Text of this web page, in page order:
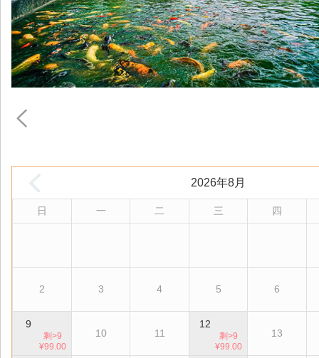
2026年8月
日 一 二 三 四
2 3 4 5 6
9
剩>9
¥99.00
10 11
12
剩>9
¥99.00
13